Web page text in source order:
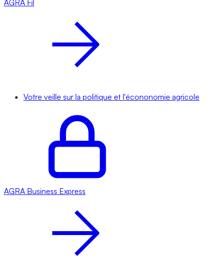
AGRA Fil
Votre veille sur la politique et l'écononomie agricole
AGRA Business Express